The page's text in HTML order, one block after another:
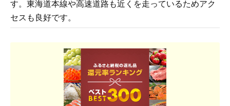
す。東海道本線や高速道路も近くを走っているためアク
セスも良好です。